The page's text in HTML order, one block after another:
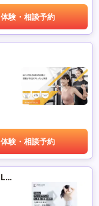
体験・相談予約
体験・相談予約
アーバンクラシックピラティス(URBAN CLASSIC PILATES)